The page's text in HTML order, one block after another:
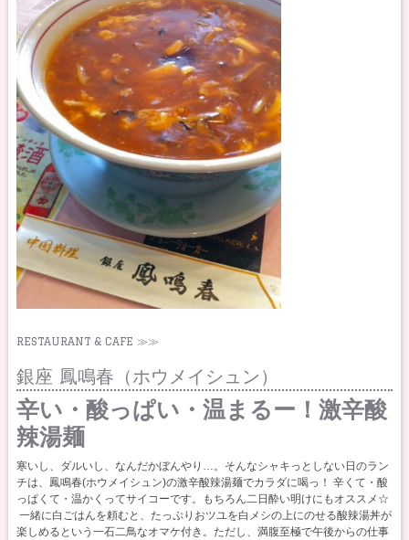
RESTAURANT & CAFE ≫≫
銀座 鳳鳴春（ホウメイシュン）
辛い・酸っぱい・温まるー！激辛酸
辣湯麺
寒いし、ダルいし、なんだかぼんやり…。そんなシャキっとしない日のラン
チは、鳳鳴春(ホウメイシュン)の激辛酸辣湯麺でカラダに喝っ！ 辛くて・酸
っぱくて・温かくってサイコーです。もちろん二日酔い明けにもオススメ☆
一緒に白ごはんを頼むと、たっぷりおツユを白メシの上にのせる酸辣湯丼が
楽しめるという一石二鳥なオマケ付き。ただし、満腹至極で午後からの仕事